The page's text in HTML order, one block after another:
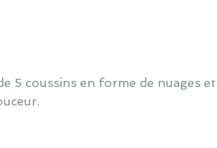
5 coussins en forme de nuages et